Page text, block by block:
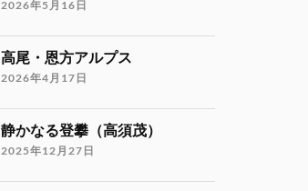
2026年5月16日
高尾・恩方アルプス
2026年4月17日
静かなる登攀（高須茂）
2025年12月27日